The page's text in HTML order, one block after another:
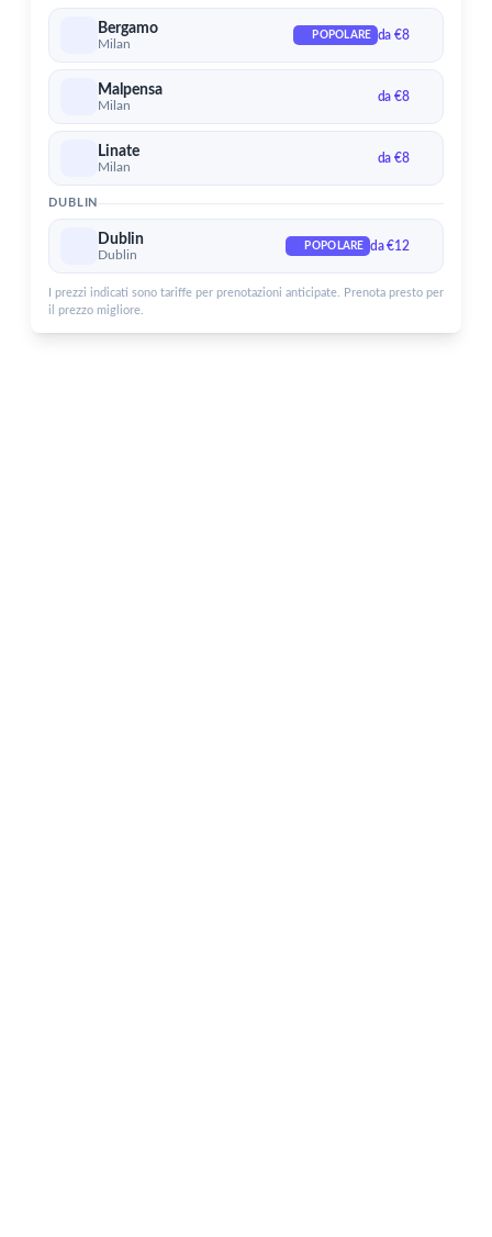
Aeroporto di Dublin
Servizi per l'Aeroporto di Dublin
Bergamo
Milan
POPOLARE da €8
Malpensa
Milan
da €8
Linate
Milan
da €8
DUBLIN
Dublin
Dublin
POPOLARE da €12
I prezzi indicati sono tariffe per prenotazioni anticipate. Prenota presto per
il prezzo migliore.